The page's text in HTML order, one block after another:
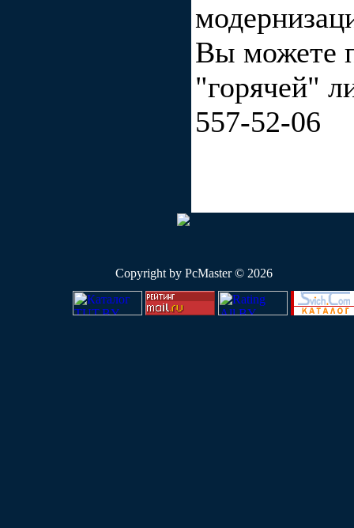
Вы можете
"горячей"
557-52-06
Copyright by PcMaster © 2026